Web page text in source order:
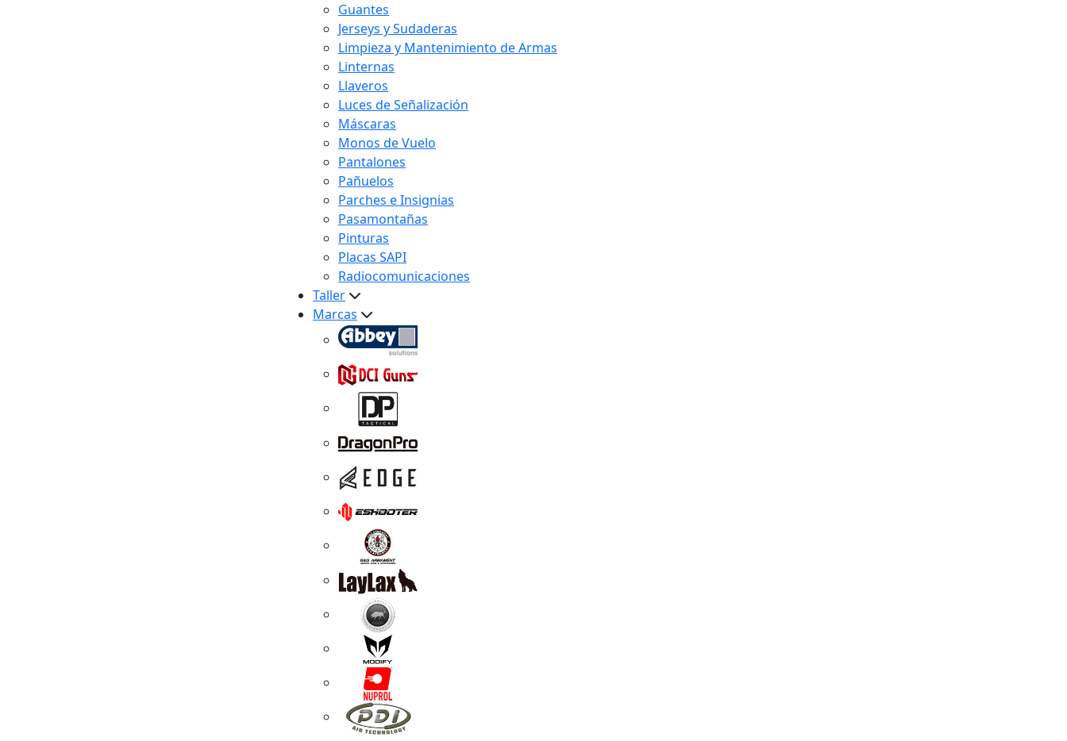
Guantes
Jerseys y Sudaderas
Limpieza y Mantenimiento de Armas
Linternas
Llaveros
Luces de Señalización
Máscaras
Monos de Vuelo
Pantalones
Pañuelos
Parches e Insignias
Pasamontañas
Pinturas
Placas SAPI
Radiocomunicaciones
Taller
Marcas